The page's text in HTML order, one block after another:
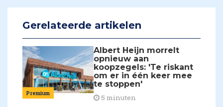
Gerelateerde artikelen
Premium
Albert Heijn morrelt
opnieuw aan
koopzegels: 'Te riskant
om er in één keer mee
te stoppen'
5 minuten